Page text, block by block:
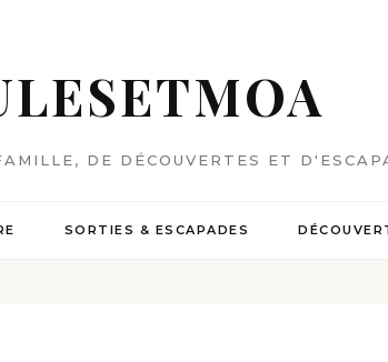
DE DÉCOUVERTES ET
SORTIES & ESCAPADES